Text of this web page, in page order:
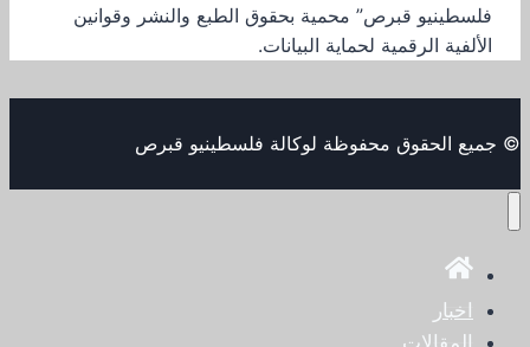
فلسطينيو قبرص” محمية بحقوق الطبع والنشر وقوانين
الألفية الرقمية لحماية البيانات.
© جميع الحقوق محفوظة لوكالة فلسطينيو قبرص
اخبار
المقالات